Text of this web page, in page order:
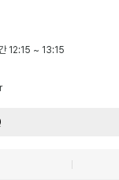
12:15 ~ 13:15